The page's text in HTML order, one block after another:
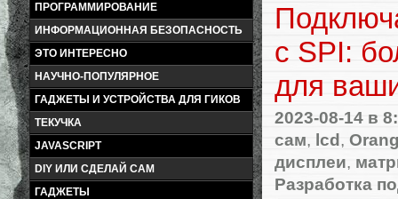
ПРОГРАММИРОВАНИЕ
ИНФОРМАЦИОННАЯ БЕЗОПАСНОСТЬ
ЭТО ИНТЕРЕСНО
НАУЧНО-ПОПУЛЯРНОЕ
ГАДЖЕТЫ И УСТРОЙСТВА ДЛЯ ГИКОВ
ТЕКУЧКА
JAVASCRIPT
DIY ИЛИ СДЕЛАЙ САМ
ГАДЖЕТЫ
с SPI:
для
2023-08-14 в
сам, lcd,
дисплеи,
Разработка